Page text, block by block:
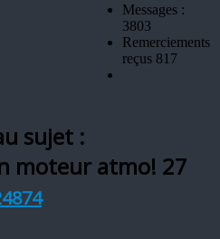
Messages :
3803
Remerciements
reçus 817
sujet :
moteur atmo! 27